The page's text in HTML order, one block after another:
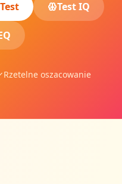
Test IQ
Rzetelne oszacowanie